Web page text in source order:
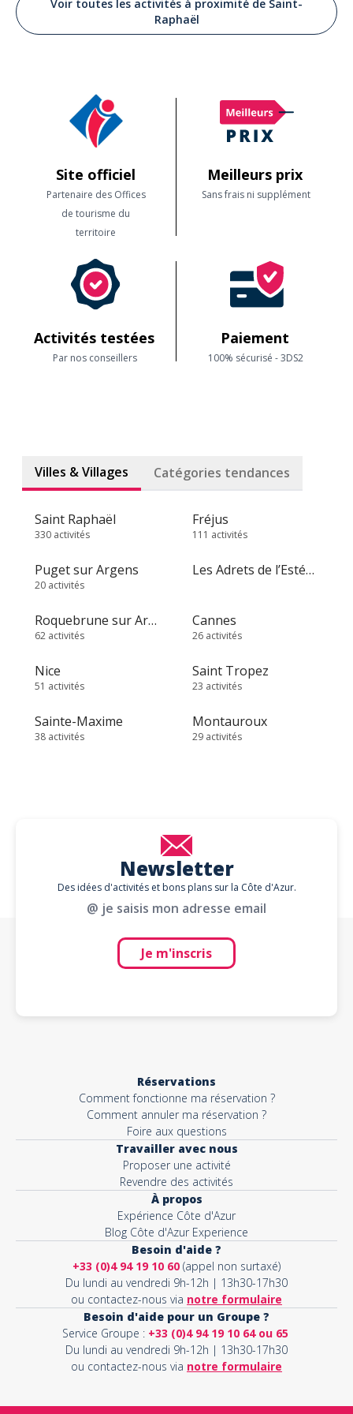
Moniteur très pédagogue. Site magnifique.
Voir toutes les activités à proximité de Saint-
Raphaël
Site officiel
Partenaire des Offices
de tourisme du
territoire
Meilleurs prix
Sans frais ni supplément
Activités testées
Par nos conseillers
Paiement
100% sécurisé - 3DS2
Villes & Villages Catégories tendances
Saint Raphaël
330 activités
Fréjus
111 activités
Puget sur Argens
20 activités
Les Adrets de l’Estérel
Roquebrune sur Argens
62 activités
Cannes
26 activités
Nice
51 activités
Saint Tropez
23 activités
Sainte-Maxime
38 activités
Montauroux
29 activités
Newsletter
Des idées d'activités et bons plans sur la Côte d'Azur.
@ je saisis mon adresse email
Je m'inscris
Réservations
Comment fonctionne ma réservation ?
Comment annuler ma réservation ?
Foire aux questions
Travailler avec nous
Proposer une activité
Revendre des activités
À propos
Expérience Côte d'Azur
Blog Côte d'Azur Experience
Besoin d'aide ?
+33 (0)4 94 19 10 60 (appel non surtaxé)
Du lundi au vendredi 9h-12h | 13h30-17h30
ou contactez-nous via notre formulaire
Besoin d'aide pour un Groupe ?
Service Groupe : +33 (0)4 94 19 10 64 ou 65
Du lundi au vendredi 9h-12h | 13h30-17h30
ou contactez-nous via notre formulaire